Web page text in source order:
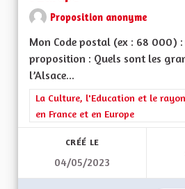
Proposition anonyme
Mon Code postal (ex : 68 000)
proposition : Quels sont les
l’Alsace...
Filtrer les résultats de la
La Culture, l'Education et le
en France et en Europe
CRÉÉ LE
04/05/2023